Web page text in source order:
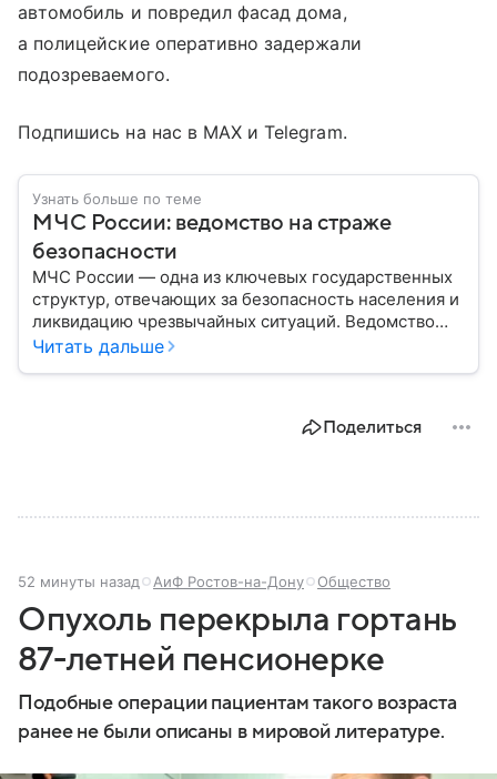
автомобиль и повредил фасад дома,
а полицейские оперативно задержали
подозреваемого.
Подпишись на нас в MAX и Telegram.
Узнать больше по теме
МЧС России: ведомство на страже
безопасности
МЧС России — одна из ключевых государственных
структур, отвечающих за безопасность населения и
ликвидацию чрезвычайных ситуаций. Ведомство
играет важную роль в защите граждан от
задачи выполняет и какую роль играет в
Читать дальше
Поделиться
52 минуты назад АиФ Ростов-на-Дону Общество
Опухоль перекрыла гортань
87-летней пенсионерке
Подобные операции пациентам такого возраста
ранее не были описаны в мировой литературе.